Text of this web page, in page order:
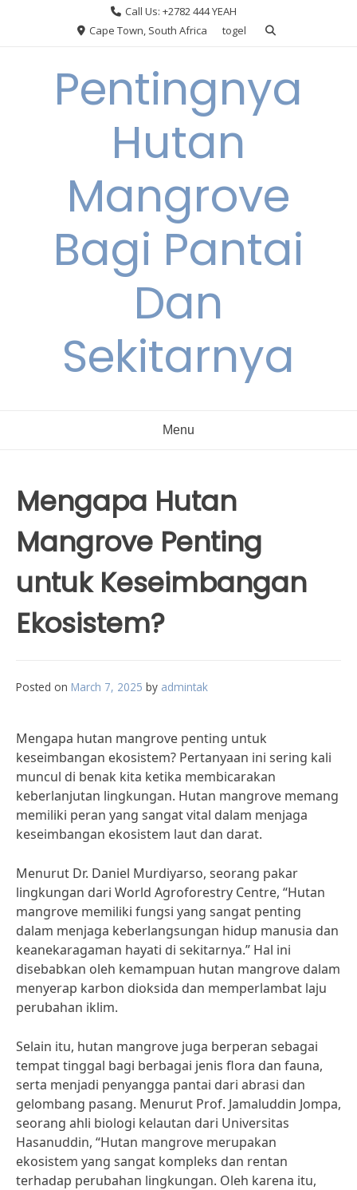
Call Us: +2782 444 YEAH
Cape Town, South Africa
togel
Pentingnya
Hutan
Mangrove
Bagi Pantai
Dan
Sekitarnya
Menu
Mengapa Hutan
Mangrove Penting
untuk Keseimbangan
Ekosistem?
Posted on March 7, 2025 by admintak
Mengapa hutan mangrove penting untuk
keseimbangan ekosistem? Pertanyaan ini sering kali
muncul di benak kita ketika membicarakan
keberlanjutan lingkungan. Hutan mangrove memang
memiliki peran yang sangat vital dalam menjaga
keseimbangan ekosistem laut dan darat.
Menurut Dr. Daniel Murdiyarso, seorang pakar
lingkungan dari World Agroforestry Centre, “Hutan
mangrove memiliki fungsi yang sangat penting
dalam menjaga keberlangsungan hidup manusia dan
keanekaragaman hayati di sekitarnya.” Hal ini
disebabkan oleh kemampuan hutan mangrove dalam
menyerap karbon dioksida dan memperlambat laju
perubahan iklim.
Selain itu, hutan mangrove juga berperan sebagai
tempat tinggal bagi berbagai jenis flora dan fauna,
serta menjadi penyangga pantai dari abrasi dan
gelombang pasang. Menurut Prof. Jamaluddin Jompa,
seorang ahli biologi kelautan dari Universitas
Hasanuddin, “Hutan mangrove merupakan
ekosistem yang sangat kompleks dan rentan
terhadap perubahan lingkungan. Oleh karena itu,